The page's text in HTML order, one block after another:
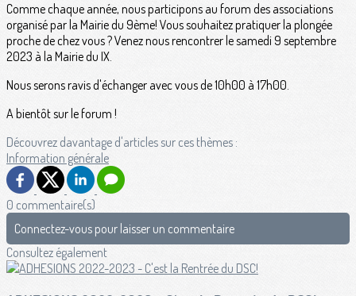
Comme chaque année, nous participons au forum des associations
organisé par la Mairie du 9ème! Vous souhaitez pratiquer la plongée
proche de chez vous ? Venez nous rencontrer le samedi 9 septembre
2023 à la Mairie du IX.
Nous serons ravis d'échanger avec vous de 10h00 à 17h00.
A bientôt sur le forum !
Découvrez davantage d'articles sur ces thèmes :
Information générale
0 commentaire(s)
Connectez-vous pour laisser un commentaire
Consultez également